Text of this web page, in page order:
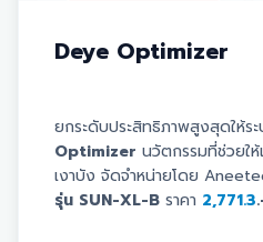
Deye Optimizer
ยกระดับประสิทธิภาพสูงสุดให้ร
Optimizer นวัตกรรมที่ช่วยใ
เงาบัง จัดจำหน่ายโดย
รุ่น SUN-XL-B ราคา 2,771.3